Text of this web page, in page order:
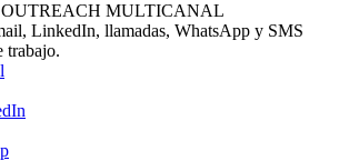
MULTICANAL
LinkedIn, llamadas, WhatsApp y SMS
trabajo.